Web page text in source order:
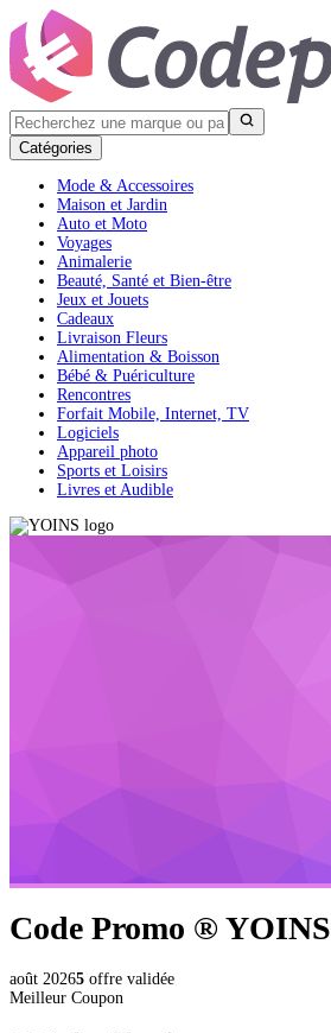
Catégories
Mode & Accessoires
Maison et Jardin
Auto et Moto
Voyages
Animalerie
Beauté, Santé et Bien-être
Jeux et Jouets
Cadeaux
Livraison Fleurs
Alimentation & Boisson
Bébé & Puériculture
Rencontres
Forfait Mobile, Internet, TV
Logiciels
Appareil photo
Sports et Loisirs
Livres et Audible
Code Promo ® YOINS
août 20265 offre validée
Meilleur Coupon